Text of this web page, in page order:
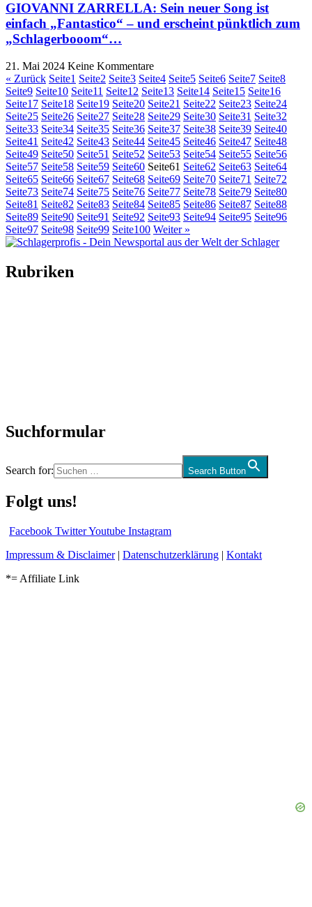
GIOVANNI ZARRELLA: Sein neuer Song ist
einfach „Fantastico“ – und erscheint pünktlich zum
„Schlagerbooom“…
21. Mai 2024 Keine Kommentare
« Zurück Seite1 Seite2 Seite3 Seite4 Seite5 Seite6 Seite7 Seite8
Seite9 Seite10 Seite11 Seite12 Seite13 Seite14 Seite15 Seite16
Seite17 Seite18 Seite19 Seite20 Seite21 Seite22 Seite23 Seite24
Seite25 Seite26 Seite27 Seite28 Seite29 Seite30 Seite31 Seite32
Seite33 Seite34 Seite35 Seite36 Seite37 Seite38 Seite39 Seite40
Seite41 Seite42 Seite43 Seite44 Seite45 Seite46 Seite47 Seite48
Seite49 Seite50 Seite51 Seite52 Seite53 Seite54 Seite55 Seite56
Seite57 Seite58 Seite59 Seite60 Seite61 Seite62 Seite63 Seite64
Seite65 Seite66 Seite67 Seite68 Seite69 Seite70 Seite71 Seite72
Seite73 Seite74 Seite75 Seite76 Seite77 Seite78 Seite79 Seite80
Seite81 Seite82 Seite83 Seite84 Seite85 Seite86 Seite87 Seite88
Seite89 Seite90 Seite91 Seite92 Seite93 Seite94 Seite95 Seite96
Seite97 Seite98 Seite99 Seite100 Weiter »
Rubriken
Suchformular
Search for: Search Button
Folgt uns!
Facebook TwitterYoutube Instagram
Impressum & Disclaimer| Datenschutzerklärung | Kontakt
*= Affiliate Link